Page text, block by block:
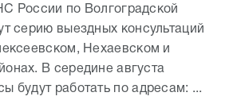
России по Волгоградской
серию выездных консультаций
Нехаевском и
В середине августа
будут работать по адресам: ...